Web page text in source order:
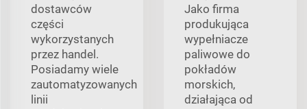
dostawców
części
wykorzystanych
przez handel.
Posiadamy wiele
zautomatyzowanych
linii
Jako firma
produkująca
wypełniacze
paliwowe do
pokładów
morskich,
działająca od